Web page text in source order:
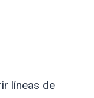
líneas de